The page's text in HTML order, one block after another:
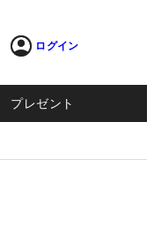
ログイン
プレゼント